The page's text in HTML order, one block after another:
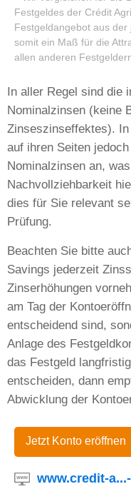
Festgeldes der Crédit
Festgeldangebot aus
somit ein Maß für die
allen anderen
In aller Regel sind die
Nominalzinsen (keine
Zinseszinseffektes).
auf ihren Seiten
Nominalzinsen an,
Nachvollziehbarkeit
dies für Sie relevant
Prüfung.
Beachten Sie bitte
Savings jederzeit
Zinserhöhungen
am Tag der
entscheidend sind,
Anlage des
das Festgeld
entscheiden, dann
Abwicklung der
Jetzt Konto eröffnen
www.credit-